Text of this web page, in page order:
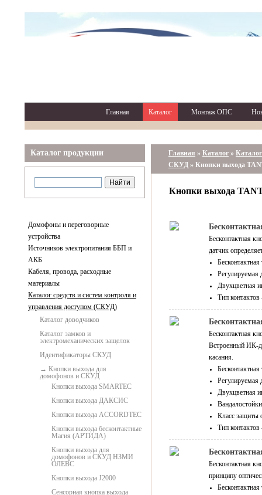
Главная Каталог Монтаж ОПС
Каталог продукции
Домофоны и переговорные
устройства
Источников электропитания ББП и
АКБ
Кабеля, провода, расходные
материалы
Каталог средств и систем контроля и
управления доступом (СКУД)
Каталог доводчиков
Каталог замков и
электромеханических защелок
Идентификаторы СКУД
Кнопки выхода для
домофонов и СКУД
Кнопки выхода SMARTEC
Кнопки выхода ДАКСИС
Кнопки выхода ACCORDTEC
Кнопки выхода бесконтактные
Магия (АРТИДА)
Кнопки выхода для
домофонов и СКУД НЗМИ
ОЛЕВС
Кнопки выхода J2000
Сенсорная кнопка выхода
Главная » Каталог »
СКУД » Кнопки выхода
Кнопки выхода
Бесконтактная
датчик
Регулируемая
Двухцветная
Тип
Бесконтактная
Встроенный ИК-
касания.
Регулируемая
Двухцветная
Класс защиты
Тип
Бесконтактная
принципу